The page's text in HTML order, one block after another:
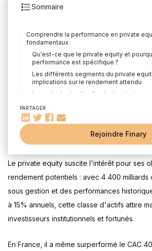
Sommaire
Comprendre la performance en private
fondamentaux
Qu'est-ce que le private equity et
performance est spécifique ?
Les différents segments du private
implications sur le rendement attendu
Le cycle de vie d'un fonds de private
Mesurer la performance en private equity :
clés
Le taux de rendement interne (TRI)
Le multiple sur capital investi (MOIC)
Comment calculer la performance d'un
simplifié
La performance en Private Equity et Finary
historiques, risques et comparaisons
À l'international : une dynamique
PARTAGER
Rejoindre Finary
Equity :
Rendements et
Complet 2026
Le private equity suscite l'intérêt pour ses
rendement potentiels : avec 4 400
sous gestion et des performances
à 15% annuels, cette classe d'actifs attire
investisseurs institutionnels et fortunés.
En France, il a même surperformé le CAC